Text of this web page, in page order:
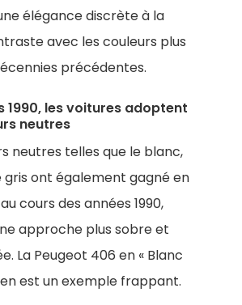
élégance discrète à la
avec les couleurs plus
précédentes.
1990, les voitures adoptent
neutres
neutres telles que le blanc,
gris ont également gagné en
cours des années 1990,
approche plus sobre et
La Peugeot 406 en « Blanc
en est un exemple frappant.